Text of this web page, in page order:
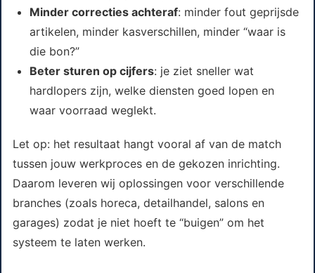
Minder correcties achteraf: minder fout geprijsde
artikelen, minder kasverschillen, minder “waar is
die bon?”
Beter sturen op cijfers: je ziet sneller wat
hardlopers zijn, welke diensten goed lopen en
waar voorraad weglekt.
Let op: het resultaat hangt vooral af van de match
tussen jouw werkproces en de gekozen inrichting.
Daarom leveren wij oplossingen voor verschillende
branches (zoals horeca, detailhandel, salons en
garages) zodat je niet hoeft te “buigen” om het
systeem te laten werken.